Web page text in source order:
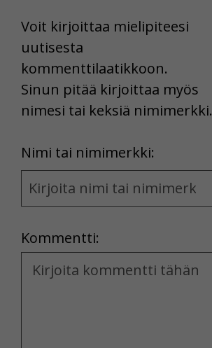
Voit kirjoittaa mielipiteesi
uutisesta
kommenttilaatikkoon.
Sinun pitää kirjoittaa myös
nimesi tai keksiä nimimerkki.
Nimi tai nimimerkki:
Name
and
Kommentti:
Kommentti